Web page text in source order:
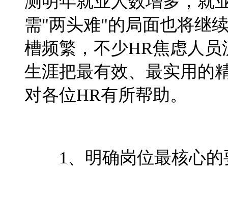
需"两头难"的局面也将继
槽频繁，不少HR焦虑人
生涯把最有效、最实用的
对各位HR有所帮助。
1、明确岗位最核心的